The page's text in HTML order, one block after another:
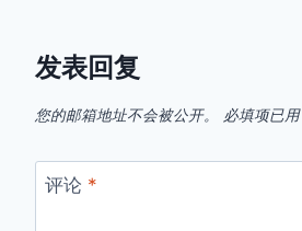
发表回复
您的邮箱地址不会被公开。 必填项已用
评论 *